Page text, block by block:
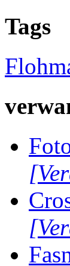
Tags